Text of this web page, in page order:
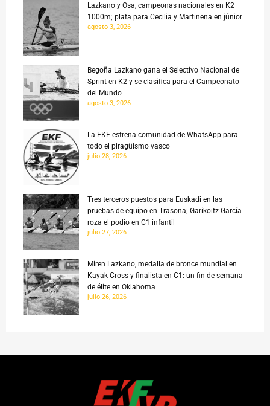
Lazkano y Osa, campeonas nacionales en K2
1000m; plata para Cecilia y Martinena en júnior
agosto 3, 2026
Begoña Lazkano gana el Selectivo Nacional de
Sprint en K2 y se clasifica para el Campeonato
del Mundo
agosto 3, 2026
La EKF estrena comunidad de WhatsApp para
todo el piragüismo vasco
julio 28, 2026
Tres terceros puestos para Euskadi en las
pruebas de equipo en Trasona; Garikoitz García
roza el podio en C1 infantil
julio 27, 2026
Miren Lazkano, medalla de bronce mundial en
Kayak Cross y finalista en C1: un fin de semana
de élite en Oklahoma
julio 26, 2026